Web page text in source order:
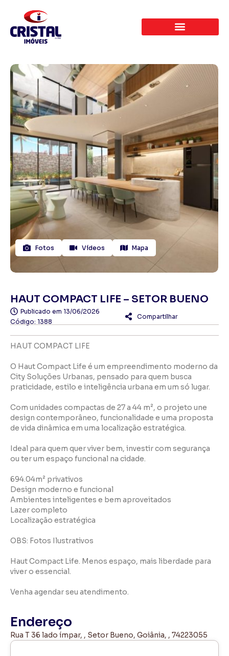
Fotos Vídeos Mapa
HAUT COMPACT LIFE – SETOR BUENO
Publicado em 13/06/2026
Código: 1388
Compartilhar
HAUT COMPACT LIFE
O Haut Compact Life é um empreendimento moderno da
City Soluções Urbanas, pensado para quem busca
praticidade, estilo e inteligência urbana em um só lugar.
Com unidades compactas de 27 a 44 m², o projeto une
design contemporâneo, funcionalidade e uma proposta
de vida dinâmica em uma localização estratégica.
Ideal para quem quer viver bem, investir com segurança
ou ter um espaço funcional na cidade.
694.04m² privativos
Design moderno e funcional
Ambientes inteligentes e bem aproveitados
Lazer completo
Localização estratégica
OBS: Fotos Ilustrativos
Haut Compact Life. Menos espaço, mais liberdade para
viver o essencial.
Venha agendar seu atendimento.
Endereço
Rua T 36 lado ímpar, , Setor Bueno, Goiânia, , 74223055